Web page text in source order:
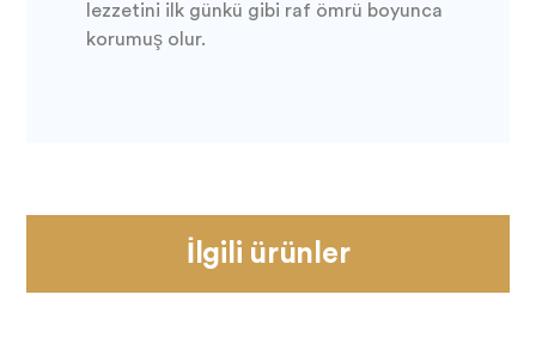
lezzetini ilk günkü gibi raf ömrü boyunca
korumuş olur.
İlgili ürünler